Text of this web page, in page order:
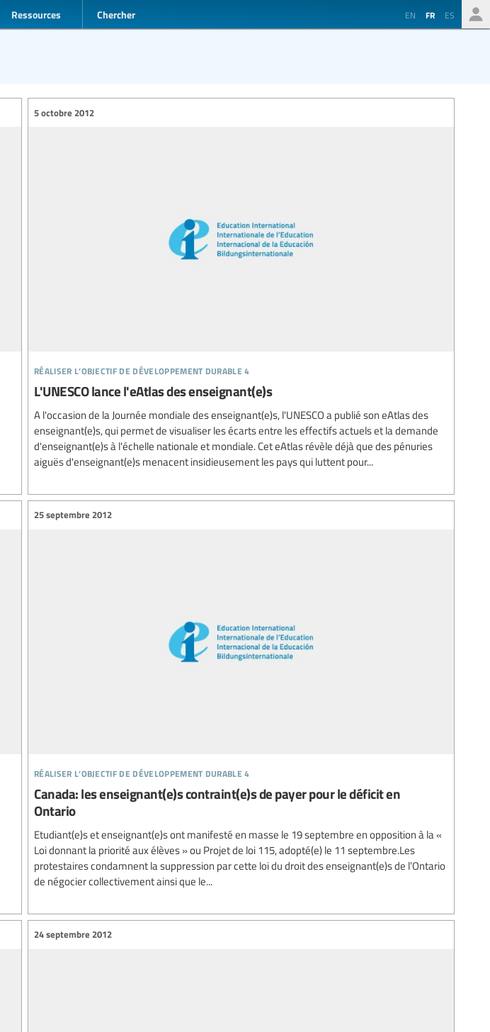
Ressources Chercher EN FR ES
réaliser l’objectif de développement durable 4
5 octobre 2012
L'UNESCO lance l'eAtlas des enseignant(e)s
A l'occasion de la Journée mondiale des enseignant(e)s, l'UNESCO a publié son eAtlas des
enseignant(e)s, qui permet de visualiser les écarts entre les effectifs actuels et la demande
d'enseignant(e)s à l'échelle nationale et mondiale. Cet eAtlas révèle déjà que des pénuries
aiguës d'enseignant(e)s menacent insidieusement les pays qui luttent pour...
réaliser l’objectif de développement durable 4
25 septembre 2012
Canada: les enseignant(e)s contraint(e)s de payer pour le déficit en
Ontario
Etudiant(e)s et enseignant(e)s ont manifesté en masse le 19 septembre en opposition à la «
Loi donnant la priorité aux élèves » ou Projet de loi 115, adopté(e) le 11 septembre.Les
protestaires condamnent la suppression par cette loi du droit des enseignant(e)s de l’Ontario
de négocier collectivement ainsi que le...
24 septembre 2012